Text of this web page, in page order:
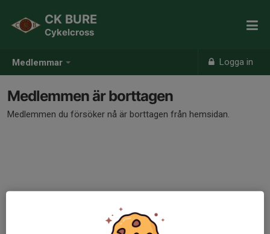
Medlemmar Logga in
CK BURE
Cykelcross
Medlemmen är borttagen
Medlemmen du försöker nå är borttagen från hemsidan.